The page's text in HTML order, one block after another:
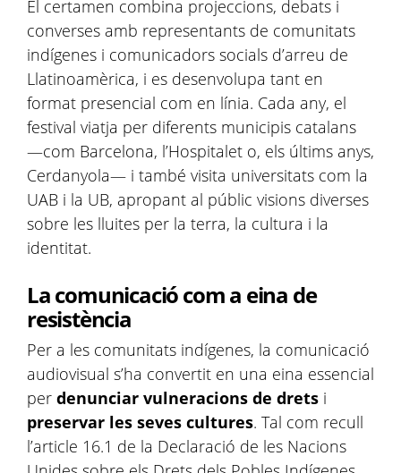
El certamen combina projeccions, debats i
converses amb representants de comunitats
indígenes i comunicadors socials d’arreu de
Llatinoamèrica, i es desenvolupa tant en
format presencial com en línia. Cada any, el
festival viatja per diferents municipis catalans
—com Barcelona, l’Hospitalet o, els últims anys,
Cerdanyola— i també visita universitats com la
UAB i la UB, apropant al públic visions diverses
sobre les lluites per la terra, la cultura i la
identitat.
La comunicació com a eina de
resistència
Per a les comunitats indígenes, la comunicació
audiovisual s’ha convertit en una eina essencial
per denunciar vulneracions de drets i
preservar les seves cultures. Tal com recull
l’article 16.1 de la Declaració de les Nacions